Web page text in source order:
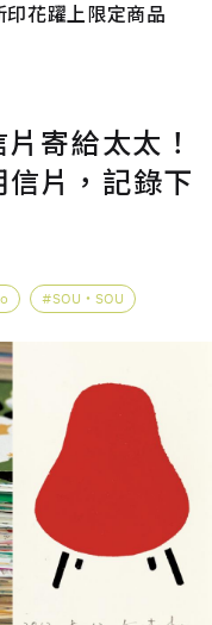
花躍上限定商品
寄給太太！
片，記錄下
SOU・SOU